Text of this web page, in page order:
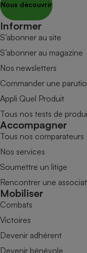
Nous découvrir
Informer
S’abonner au site
S’abonner au magazine
Nos newsletters
Commander une
Appli Quel Produit
Tous nos tests de
Accompagner
Tous nos comparateurs
Nos services
Soumettre un litige
Rencontrer une
Mobiliser
Combats
Victoires
Devenir adhérent
Devenir bénévole